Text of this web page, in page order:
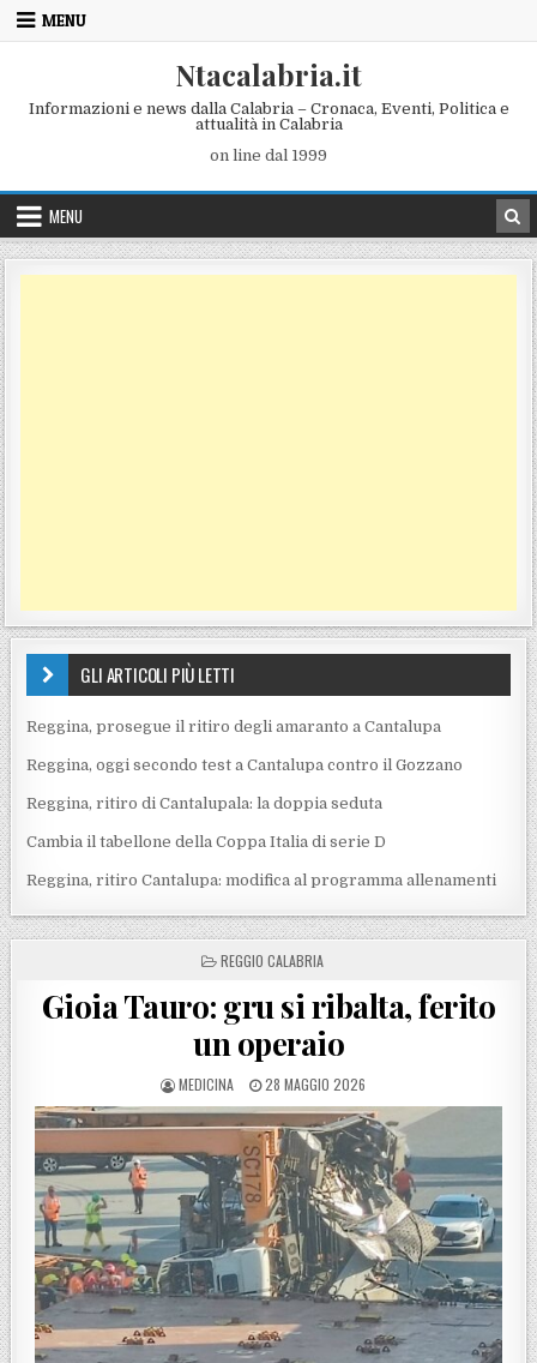
Skip to content
MENU
Ntacalabria.it
Informazioni e news dalla Calabria – Cronaca, Eventi, Politica e
attualità in Calabria
on line dal 1999
MENU
GLI ARTICOLI PIÙ LETTI
Reggina, prosegue il ritiro degli amaranto a Cantalupa
Reggina, oggi secondo test a Cantalupa contro il Gozzano
Reggina, ritiro di Cantalupala: la doppia seduta
Cambia il tabellone della Coppa Italia di serie D
Reggina, ritiro Cantalupa: modifica al programma allenamenti
POSTED IN
REGGIO CALABRIA
Gioia Tauro: gru si ribalta, ferito
un operaio
POSTED BY
MEDICINA POSTED ON
28 MAGGIO 2026